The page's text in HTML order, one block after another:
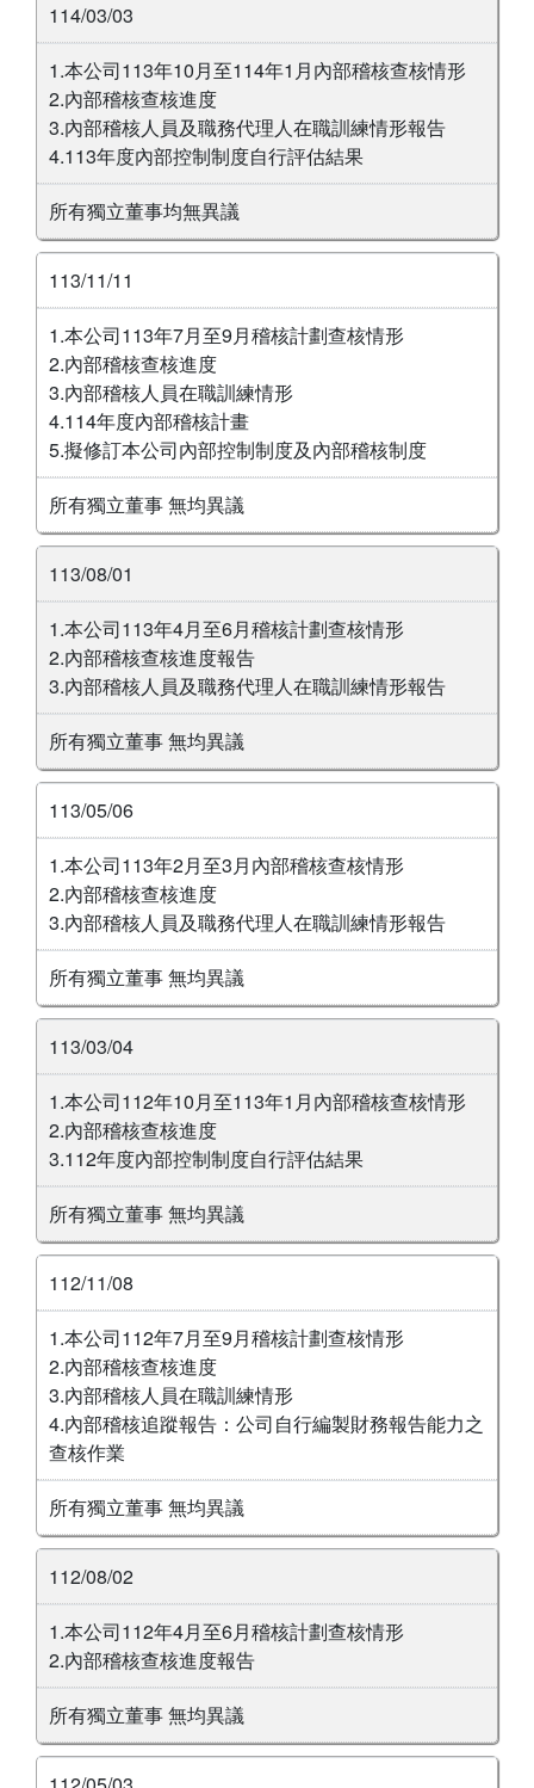
114/03/03
1.本公司113年10月至114年1月內部稽核查核情形
2.內部稽核查核進度
3.內部稽核人員及職務代理人在職訓練情形報告
4.113年度內部控制制度自行評估結果
所有獨立董事均無異議
113/11/11
1.本公司113年7月至9月稽核計劃查核情形
2.內部稽核查核進度
3.內部稽核人員在職訓練情形
4.114年度內部稽核計畫
5.擬修訂本公司內部控制制度及內部稽核制度
所有獨立董事 無均異議
113/08/01
1.本公司113年4月至6月稽核計劃查核情形
2.內部稽核查核進度報告
3.內部稽核人員及職務代理人在職訓練情形報告
所有獨立董事 無均異議
113/05/06
1.本公司113年2月至3月內部稽核查核情形
2.內部稽核查核進度
3.內部稽核人員及職務代理人在職訓練情形報告
所有獨立董事 無均異議
113/03/04
1.本公司112年10月至113年1月內部稽核查核情形
2.內部稽核查核進度
3.112年度內部控制制度自行評估結果
所有獨立董事 無均異議
112/11/08
1.本公司112年7月至9月稽核計劃查核情形
2.內部稽核查核進度
3.內部稽核人員在職訓練情形
4.內部稽核追蹤報告：公司自行編製財務報告能力之
查核作業
所有獨立董事 無均異議
112/08/02
1.本公司112年4月至6月稽核計劃查核情形
2.內部稽核查核進度報告
所有獨立董事 無均異議